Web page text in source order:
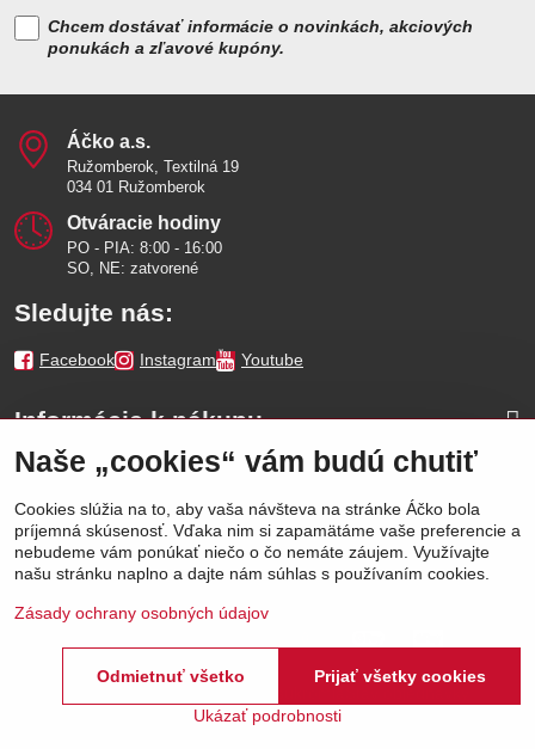
Chcem dostávať informácie o novinkách, akciových
ponukách a zľavové kupóny.
Áčko a​.s​.
Ružomberok, Textilná 19
034 01 Ružomberok
Otváracie hodiny
PO - PIA: 8:00 - 16:00
SO, NE: zatvorené
Sledujte nás:
Facebook Instagram Youtube
Informácie k nákupu
Naše značky
Výhody
Vytvorené pomocou:BiznisWeb.sk
Naše „cookies“ vám budú chutiť
Cookies slúžia na to, aby vaša návšteva na stránke Áčko bola
príjemná skúsenosť. Vďaka nim si zapamätáme vaše preferencie a
nebudeme vám ponúkať niečo o čo nemáte záujem. Využívajte
našu stránku naplno a dajte nám súhlas s používaním cookies.
Zásady ochrany osobných údajov
Ukázať podrobnosti
Prijať všetky cookies
Odmietnuť všetko